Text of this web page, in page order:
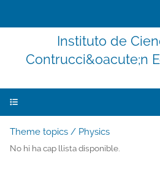
Instituto de
Contrucci&oacute;n
Theme topics / Physics
No hi ha cap llista disponible.